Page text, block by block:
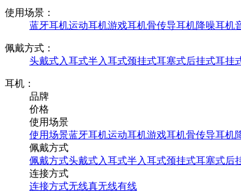
使用场景：
蓝牙耳机运动耳机游戏耳机骨传导耳机降噪耳机
佩戴方式：
头戴式入耳式半入耳式颈挂式耳塞式后挂式耳挂
耳机：
品牌
价格
使用场景
使用场景蓝牙耳机运动耳机游戏耳机骨传导耳机
佩戴方式
佩戴方式头戴式入耳式半入耳式颈挂式耳塞式后
连接方式
连接方式无线真无线有线